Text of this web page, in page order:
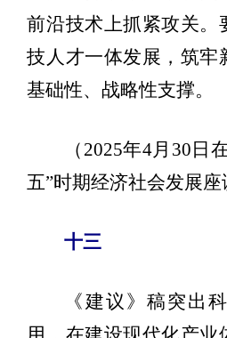
前沿技术上抓紧攻关。
技人才一体发展，筑牢
基础性、战略性支撑。
（2025年4月30日
五”时期经济社会发展座
十三
《建议》稿突出